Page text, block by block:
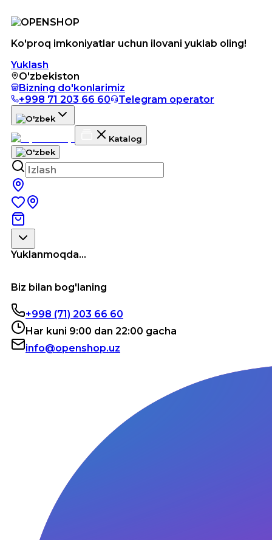
Ko'proq imkoniyatlar uchun ilovani yuklab oling!
Yuklash
O'zbekiston
Bizning do'konlarimiz
+998 71 203 66 60
Telegram operator
Katalog
Yuklanmoqda...
Biz bilan bog'laning
+998 (71) 203 66 60
Har kuni 9:00 dan 22:00 gacha
info@openshop.uz